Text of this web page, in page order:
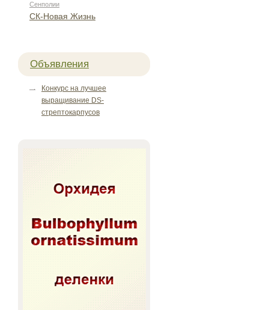
Сенполии
СК-Новая Жизнь
Объявления
Конкурс на лучшее
выращивание DS-
стрептокарпусов